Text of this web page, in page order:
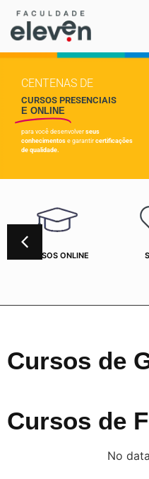
CENTENAS DE
CURSOS PRESENCIAIS
E ONLINE
para você desenvolver seus
conhecimentos e garantir certificações
de qualidade.
CURSOS ONLINE
Cursos de
Cursos de
No